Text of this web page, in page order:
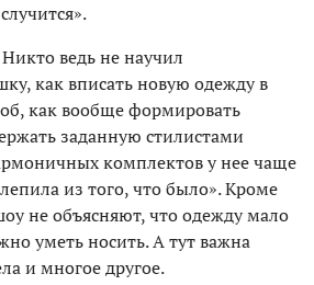
ведь не научил
как вписать новую одежду в
как вообще формировать
заданную стилистами
комплектов у нее чаще
из того, что было». Кроме
не объясняют, что одежду мало
уметь носить. А тут важна
и многое другое.